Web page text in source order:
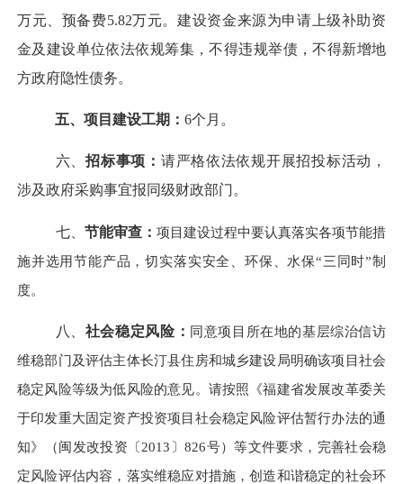
万元、预备费5.82万元。建设资金来源为申请 上级补助资
金及建设单位依法依规筹集，不得违规举债，不得新增地
方政府隐性债务。
五、 项目建设工期： 6个月。
六、招标事项： 请严格依法依规开展招投标活动，
涉及政府采购事宜报同级财政部门。
七、 节能审查： 项目建设过程中要认真落实各项节能措
施并选用节能产品，切实落实安全、环保、水保“三同时”制
度。
八、 社会稳定风险： 同意项目所在地的基层综治信访
维稳部门及评估主体长汀县住房和城乡建设局明确该项目社会
稳定风险等级为低风险的意见。请按照《福建省发展改革委关
于印发重大固定资产投资项目社会稳定风险评估暂行办法的通
知》（闽发改投资〔2013〕826号）等文件要求，完善社会稳
定风险评估内容，落实维稳应对措施，创造和谐稳定的社会环